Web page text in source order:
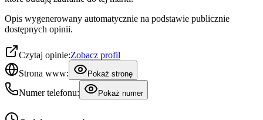
Opis wygenerowany automatycznie na podstawie publicznie
dostępnych opinii.
Czytaj opinie:Zobacz profil
Strona www:
Pokaż stronę
Numer telefonu: Pokaż numer